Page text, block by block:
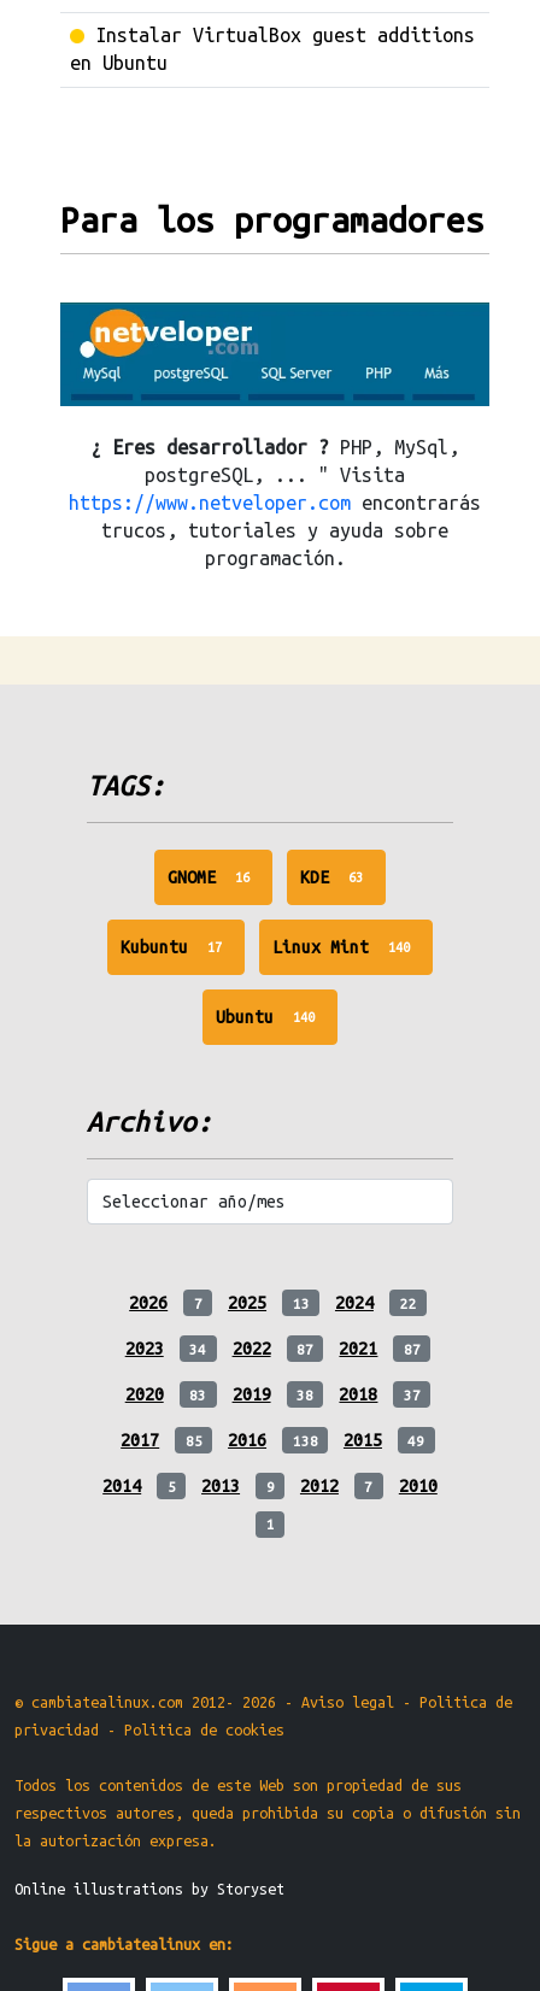
Instalar VirtualBox guest additions
en Ubuntu
Para los programadores
¿ Eres desarrollador ? PHP, MySql,
postgreSQL, ... " Visita
https://www.netveloper.com encontrarás
trucos, tutoriales y ayuda sobre
programación.
TAGS:
GNOME 16
unread
messages
KDE 63
messages
Kubuntu 17
unread
messages
Linux Mint 140
messages
Ubuntu 140
messages
Archivo:
2026 7 2025 13 2024 22
2023 34 2022 87 2021 87
2020 83 2019 38 2018 37
2017 85 2016 138 2015 49
2014 5 2013 9 2012 7 2010
1
© cambiatealinux.com 2012- 2026 - Aviso legal - Politica de
privacidad - Politica de cookies
Todos los contenidos de este Web son propiedad de sus
respectivos autores, queda prohibida su copia o difusión sin
la autorización expresa.
Online illustrations by Storyset
Sigue a cambiatealinux en: